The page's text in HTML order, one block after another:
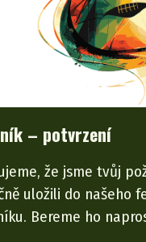
– potvrzení
že jsme tvůj
uložili do našeho
Bereme ho